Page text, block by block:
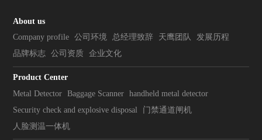
About us
Company profile 公司环境 总经理致辞 天鹰团队
发展历程
品牌标志 公司资质 企业文化
Product Center
Metal Detector Baggage Scanner handheld metal detector
Security check and explosive disposal
门禁通道闸机
人脸测温一体机